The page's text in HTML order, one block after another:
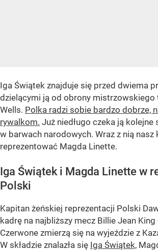
Iga Świątek znajduje się przed dwiema
dzielącymi ją od obrony mistrzowskiego
Wells. Polka radzi sobie bardzo dobrze,
rywalkom. Już niedługo czeka ją kolejne
w barwach narodowych. Wraz z nią nasz
reprezentować Magda Linette.
Iga Świątek i Magda Linette w
Polski
Kapitan żeńskiej reprezentacji Polski
kadrę na najbliższy mecz Billie Jean King
Czerwone zmierzą się na wyjeździe z
W składzie znalazła się Iga Świątek,